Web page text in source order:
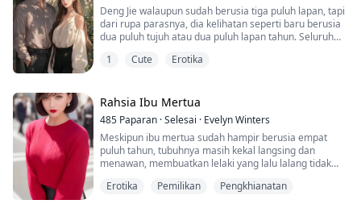
Deng Jie walaupun sudah berusia tiga puluh lapan, tapi
dari rupa parasnya, dia kelihatan seperti baru berusia
dua puluh tujuh atau dua puluh lapan tahun. Seluruh
matang. Zhou Chao sering kali tidak dapat menahan
kemudian, peluang itu akhirnya tiba.....
1 Cute Erotika
Rahsia Ibu Mertua
485 Paparan ·Selesai · Evelyn Winters
Meskipun ibu mertua sudah hampir berusia empat
puluh tahun, tubuhnya masih kekal langsing dan
menawan, membuatkan lelaki yang lalu lalang tidak
ini, secara tidak sengaja saya membuka pintu bilik ibu
Erotika Pemilikan Pengkhianatan